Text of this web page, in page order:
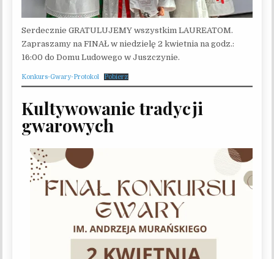
Serdecznie GRATULUJEMY wszystkim LAUREATOM.
Zapraszamy na FINAŁ w niedzielę 2 kwietnia na godz.:
16:00 do Domu Ludowego w Juszczynie.
Konkurs-Gwary-Protokol Pobierz
Kultywowanie tradycji
gwarowych